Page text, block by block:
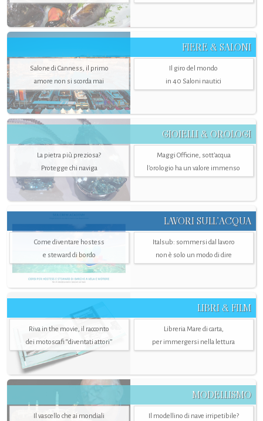
FIERE & SALONI
Salone di Canness, il primo
amore non si scorda mai
Il giro del mondo
in 40 Saloni nautici
GIOIELLI & OROLOGI
La pietra più preziosa?
Protegge chi naviga
Maggi Officine, sott’acqua
l'orologio ha un valore immenso
LAVORI SULL’ACQUA
Come diventare hostess
e steward di bordo
Italsub: sommersi dal lavoro
non è solo un modo di dire
LIBRI & FILM
Riva in the movie, il racconto
dei motoscafi “diventati attori”
Libreria Mare di carta,
per immergersi nella lettura
MODELLISMO
Il vascello che ai mondiali
Il modellino di nave irripetibile?